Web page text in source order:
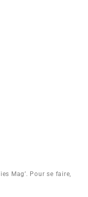
Mag’. Pour se faire,